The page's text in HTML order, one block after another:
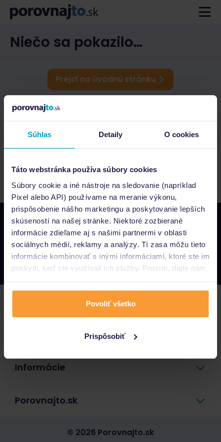
Súhlas Detaily O cookies
Táto webstránka používa súbory cookies
Súbory cookie a iné nástroje na sledovanie (napríklad
Pixel alebo API) používame na meranie výkonu,
prispôsobenie nášho marketingu a poskytovanie lepších
skúseností na našej stránke. Niektoré zozbierané
informácie zdieľame aj s našimi partnermi v oblasti
sociálnych médií, reklamy a analýzy. Tí zasa môžu tieto
informácie kombinovať s inými informáciami, ktoré ste im
poskytli, keď ste využívali ich služby. Prosím, dajte nám
na to svoj súhlas.
Povoliť všetko
Prispôsobiť
Niečo sa pokazilo…
Prejsť na úvodnú stránku
Napíšte nám
info@porovnajto.sk
Zavolajte nám
0800 400 300
Informácie
Porovnajto.sk
© 2026 Porovnajto.sk